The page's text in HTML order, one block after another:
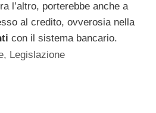
l’altro, porterebbe anche a
al credito, ovverosia nella
con il sistema bancario.
, Legislazione